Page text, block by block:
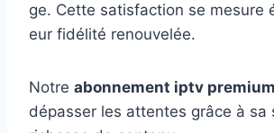
ge. Cette satisfaction se mesure
eur fidélité renouvelée.
Notre abonnement iptv premium
dépasser les attentes grâce à sa